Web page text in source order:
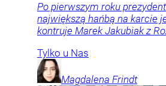
Po pierwszym roku
największą hańbą na karcie
kontruje Marek Jakubiak z
Tylko u Nas
Magdalena Frindt